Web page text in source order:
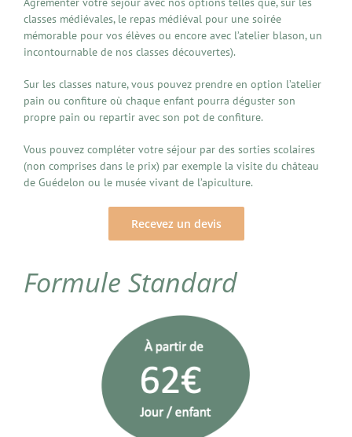
classes médiévales, le repas médiéval pour une soirée
mémorable pour vos élèves ou encore avec l’atelier blason, un
incontournable de nos classes découvertes).
Sur les classes nature, vous pouvez prendre en option l’atelier
pain ou confiture où chaque enfant pourra déguster son
propre pain ou repartir avec son pot de confiture.
Vous pouvez compléter votre séjour par des sorties scolaires
(non comprises dans le prix) par exemple la visite du château
de Guédelon ou le musée vivant de l’apiculture.
Recevez un devis
Formule Standard